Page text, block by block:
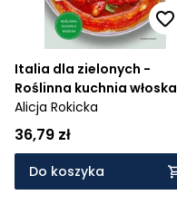
Italia dla zielonych -
Roślinna kuchnia włoska
Alicja Rokicka
36,79 zł
Do koszyka